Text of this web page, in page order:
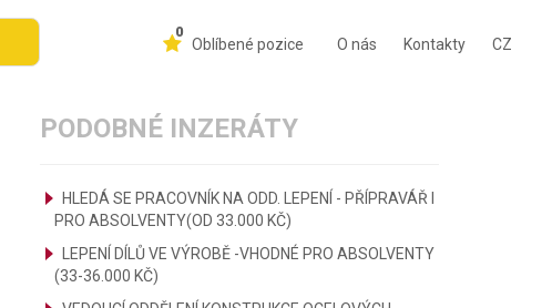
0
Oblíbené pozice O nás Kontakty CZ
PODOBNÉ INZERÁTY
HLEDÁ SE PRACOVNÍK NA ODD. LEPENÍ - PŘÍPRAVÁŘ I
PRO ABSOLVENTY(OD 33.000 KČ)
LEPENÍ DÍLŮ VE VÝROBĚ -VHODNÉ PRO ABSOLVENTY
(33-36.000 KČ)